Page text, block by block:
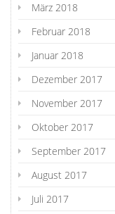
März 2018
Februar 2018
Januar 2018
Dezember 2017
November 2017
Oktober 2017
September 2017
August 2017
Juli 2017